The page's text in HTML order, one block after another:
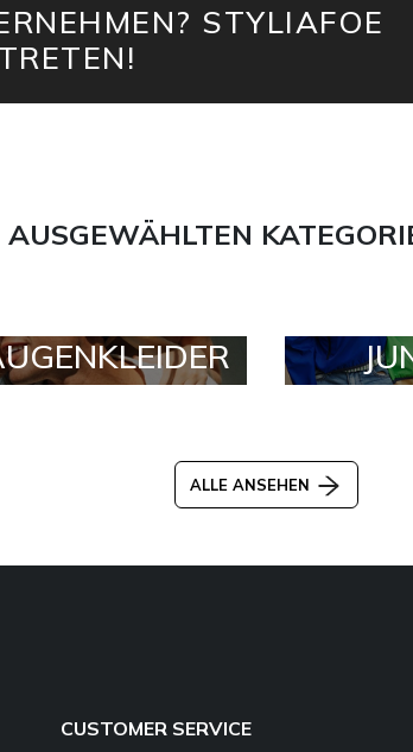
STYLIAFOE
ALLE ANSEHEN
CUSTOMER SERVICE